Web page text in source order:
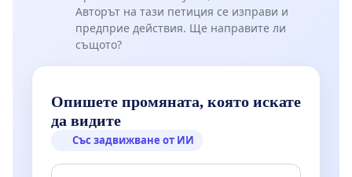
Авторът на тази петиция се изправи и
предприе действия. Ще направите ли
същото?
Опишете промяната, която искате
да видите
Със задвижване от ИИ